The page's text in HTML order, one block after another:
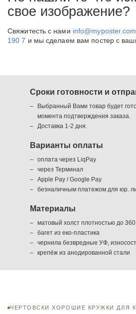
свое изображение?
Свяжитесть с нами
190 7 и мы сделаем вам постер с
Сроки готовности и
Выбранный Вами товар будет
момента подтверждения заказа.
Доставка 1-2 дня.
Варианты оплаты
оплата через LiqPay
через Терминал
Apple Pay / Google Pay
безналичным платежом для юр.
Материалы
матовый холст плотностью до 360
багет из еко-пластика
чернила безвредные УФ,
крепёж из анодированной стали
ЧЕРТОВСКИ ХОРОШИЕ КРУЖКИ ДЛЯ